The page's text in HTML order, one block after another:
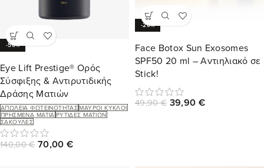
-50%
Eye Lift Prestige® Ορός
Σύσφιξης & Αντιρυτιδικής
Δράσης Ματιών
ΑΠΏΛΕΙΑ ΦΩΤΕΙΝΌΤΗΤΑΣΜΑΎΡΟΙ ΚΎΚΛΟΙ
ΠΡΗΣΜΈΝΑ ΜΆΤΙΑΡΥΤΊΔΕΣ ΜΑΤΙΏΝ
ΣΑΚΟΎΛΕΣ
140,00€ 70,00 €
-20%
Face Botox Sun Exosomes
SPF50 20 ml – Αντιηλιακό σε
Stick!
49,90€ 39,90 €